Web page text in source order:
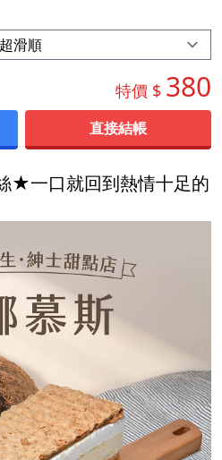
特價 $ 380
直接結帳
★一口就回到熱情十足的